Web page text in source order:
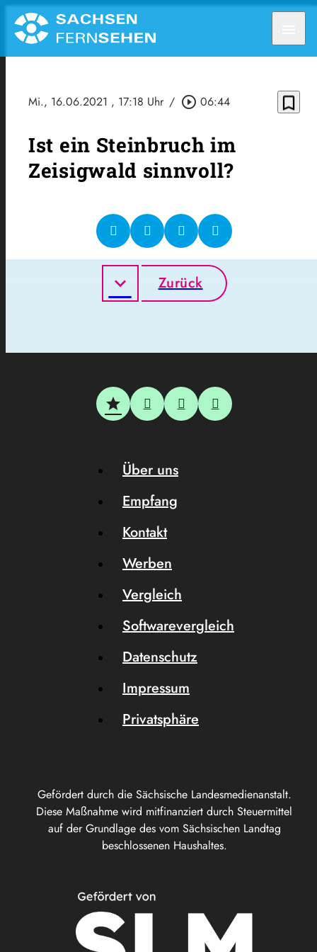
Mi., 16.06.2021 , 17:18 Uhr / play_circle_outline 06:44 bookmark_border
Ist ein Steinbruch im
Zeisigwald sinnvoll?
Zurück
Gefördert durch die Sächsische Landesmedienanstalt.
Diese Maßnahme wird mitfinanziert durch Steuermittel
auf der Grundlage des vom Sächsischen Landtag
beschlossenen Haushaltes.
Über uns
Empfang
Kontakt
Werben
Vergleich
Softwarevergleich
Datenschutz
Impressum
Privatsphäre